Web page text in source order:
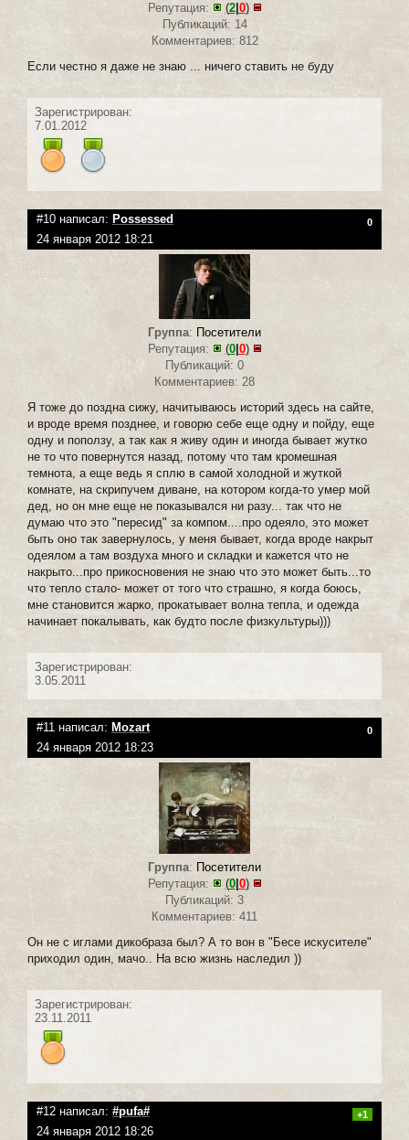
Репутация:
(2| 0)
Публикаций: 14
Комментариев: 812
Если честно я даже не знаю ... ничего ставить не буду
Зарегистрирован:
7.01.2012
#10 написал: Possessed 0
24 января 2012 18:21
Группа: Посетители
Репутация:
(0| 0)
Публикаций: 0
Комментариев: 28
Я тоже до поздна сижу, начитываюсь историй здесь на сайте,
и вроде время позднее, и говорю себе еще одну и пойду, еще
одну и поползу, а так как я живу один и иногда бывает жутко
не то что повернутся назад, потому что там кромешная
темнота, а еще ведь я сплю в самой холодной и жуткой
комнате, на скрипучем диване, на котором когда-то умер мой
дед, но он мне еще не показывался ни разу... так что не
думаю что это "пересид" за компом....про одеяло, это может
быть оно так завернулось, у меня бывает, когда вроде накрыт
одеялом а там воздуха много и складки и кажется что не
накрыто...про прикосновения не знаю что это может быть...то
что тепло стало- может от того что страшно, я когда боюсь,
мне становится жарко, прокатывает волна тепла, и одежда
начинает покалывать, как будто после физкультуры)))
Зарегистрирован:
3.05.2011
#11 написал: Mozart 0
24 января 2012 18:23
Группа: Посетители
Репутация:
(0| 0)
Публикаций: 3
Комментариев: 411
Он не с иглами дикобраза был? А то вон в "Бесе искусителе"
приходил один, мачо.. На всю жизнь наследил ))
Зарегистрирован:
23.11.2011
#12 написал: #pufa# +1
24 января 2012 18:26